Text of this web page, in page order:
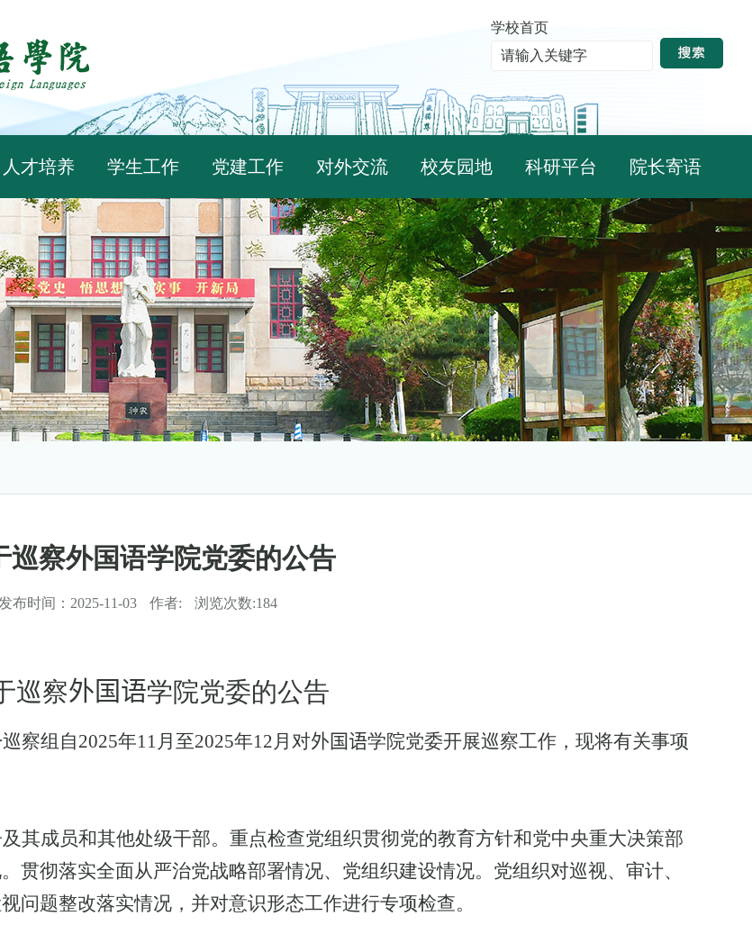
学校首页
人才培养 学生工作 党建工作 对外交流 校友园地 科研平台 院长寄语
巡察外国语学院党委的公告
发布时间： 2025-11-03 作者: 浏览次数:184
巡察外国语学院党委的公告
巡察组自2025年11月至2025年12月对外国语学院党委开展巡察工作，现将有关事项
其成员和其他处级干部。重点检查党组织贯彻党的教育方针和党中央重大决策部
贯彻落实全面从严治党战略部署情况、党组织建设情况。党组织对巡视、审计、
问题整改落实情况，并对意识形态工作进行专项检查。